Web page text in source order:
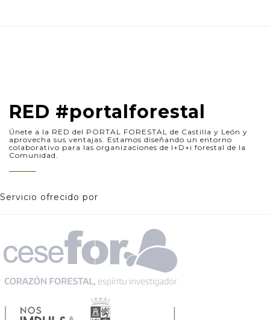
RED #portalforestal
Únete a la RED del PORTAL FORESTAL de Castilla y León y
aprovecha sus ventajas. Estamos diseñando un entorno
colaborativo para las organizaciones de I+D+i forestal de la
Comunidad.
Servicio ofrecido por